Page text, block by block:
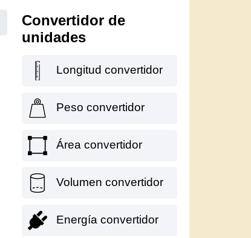
Convertidor de
unidades
Longitud convertidor
Peso convertidor
Área convertidor
Volumen convertidor
Energía convertidor